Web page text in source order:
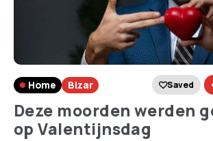
Home Bizar Saved
Deze moorden werden
op Valentijnsdag